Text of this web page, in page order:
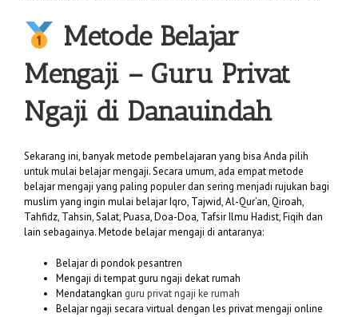
Metode Belajar
Mengaji – Guru Privat
Ngaji di Danauindah
Sekarang ini, banyak metode pembelajaran yang bisa Anda pilih
untuk mulai belajar mengaji. Secara umum, ada empat metode
belajar mengaji yang paling populer dan sering menjadi rujukan bagi
muslim yang ingin mulai belajar Iqro, Tajwid, Al-Qur’an, Qiroah,
Tahfidz, Tahsin, Salat, Puasa, Doa-Doa, Tafsir Ilmu Hadist, Fiqih dan
lain sebagainya. Metode belajar mengaji di antaranya:
Belajar di pondok pesantren
Mengaji di tempat guru ngaji dekat rumah
Mendatangkan guru privat ngaji ke rumah
Belajar ngaji secara virtual dengan les privat mengaji online